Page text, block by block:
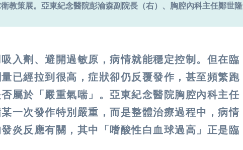
教策展。亞東紀念醫院彭渝森副院長（右）、胸腔內科主任鄭世隆
入劑、避開過敏原，病情就能穩定控制。但在臨
已經拉到很高，症狀卻仍反覆發作，甚至頻繁跑
屬於「嚴重氣喘」。亞東紀念醫院胸腔內科主任
一次發作特別嚴重，而是整體治療過程中，病情
炎反應有關，其中「嗜酸性白血球過高」正是臨